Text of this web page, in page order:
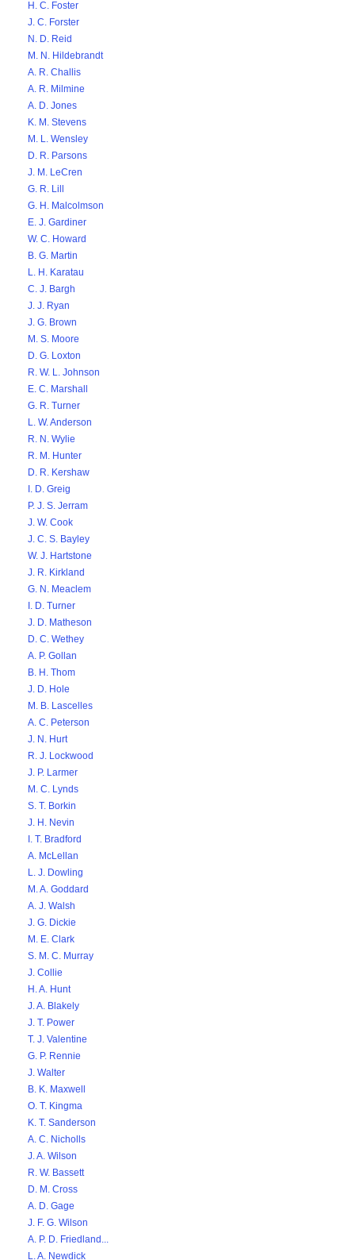
H. C. Foster
J. C. Forster
N. D. Reid
M. N. Hildebrandt
A. R. Challis
A. R. Milmine
A. D. Jones
K. M. Stevens
M. L. Wensley
D. R. Parsons
J. M. LeCren
G. R. Lill
G. H. Malcolmson
E. J. Gardiner
W. C. Howard
B. G. Martin
L. H. Karatau
C. J. Bargh
J. J. Ryan
J. G. Brown
M. S. Moore
D. G. Loxton
R. W. L. Johnson
E. C. Marshall
G. R. Turner
L. W. Anderson
R. N. Wylie
R. M. Hunter
D. R. Kershaw
I. D. Greig
P. J. S. Jerram
J. W. Cook
J. C. S. Bayley
W. J. Hartstone
J. R. Kirkland
G. N. Meaclem
I. D. Turner
J. D. Matheson
D. C. Wethey
A. P. Gollan
B. H. Thom
J. D. Hole
M. B. Lascelles
A. C. Peterson
J. N. Hurt
R. J. Lockwood
J. P. Larmer
M. C. Lynds
S. T. Borkin
J. H. Nevin
I. T. Bradford
A. McLellan
L. J. Dowling
M. A. Goddard
A. J. Walsh
J. G. Dickie
M. E. Clark
S. M. C. Murray
J. Collie
H. A. Hunt
J. A. Blakely
J. T. Power
T. J. Valentine
G. P. Rennie
J. Walter
B. K. Maxwell
O. T. Kingma
K. T. Sanderson
A. C. Nicholls
J. A. Wilson
R. W. Bassett
D. M. Cross
A. D. Gage
J. F. G. Wilson
A. P. D. Friedland...
L. A. Newdick